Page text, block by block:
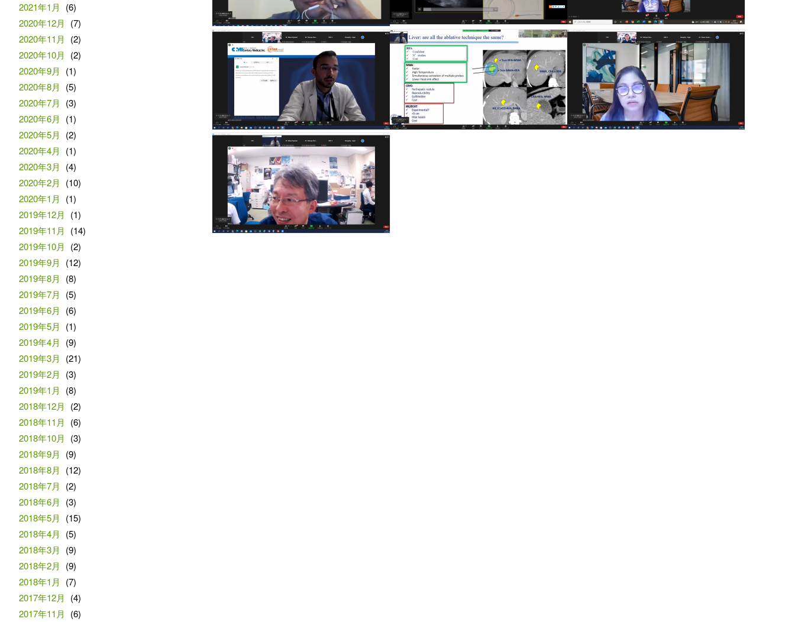
2021年1月
(6)
2020年12月
(7)
2020年11月
(2)
2020年10月
(2)
2020年9月
(1)
2020年8月
(5)
2020年7月
(3)
2020年6月
(1)
2020年5月
(2)
2020年4月
(1)
2020年3月
(4)
2020年2月
(10)
2020年1月
(1)
2019年12月
(1)
2019年11月
(14)
2019年10月
(2)
2019年9月
(12)
2019年8月
(8)
2019年7月
(5)
2019年6月
(6)
2019年5月
(1)
2019年4月
(9)
2019年3月
(21)
2019年2月
(3)
2019年1月
(8)
2018年12月
(2)
2018年11月
(6)
2018年10月
(3)
2018年9月
(9)
2018年8月
(12)
2018年7月
(2)
2018年6月
(3)
2018年5月
(15)
2018年4月
(5)
2018年3月
(9)
2018年2月
(9)
2018年1月
(7)
2017年12月
(4)
2017年11月
(6)